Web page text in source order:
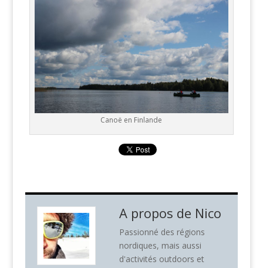
Canoë en Finlande
A propos de Nico
Passionné des régions
nordiques, mais aussi
d'activités outdoors et